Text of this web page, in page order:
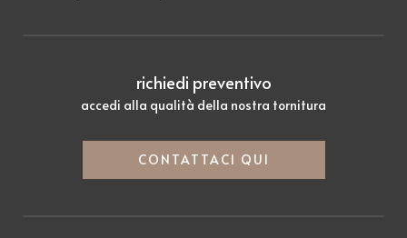
richiedi preventivo
accedi alla qualità della nostra tornitura
CONTATTACI QUI